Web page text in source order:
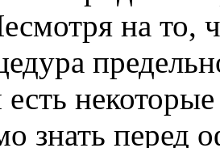
на то,
есть
знать перед